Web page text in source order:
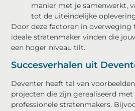
manier met je samenwerkt,
tot de uiteindelijke
Door deze factoren in overweging
ideale stratenmaker vinden die
een hoger niveau tilt.
Succesverhalen uit
Deventer heeft tal van
projecten die zijn gerealiseerd met
professionele stratenmakers.